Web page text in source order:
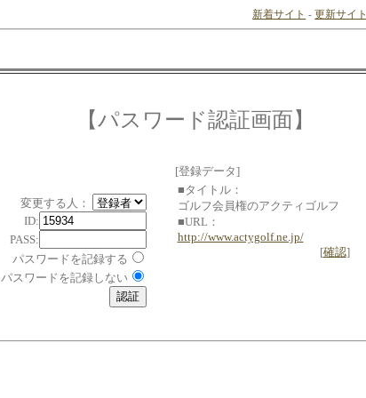
新着サイト -更新サイト
【パスワード認証画面】
変更する人：
ID:
PASS:
パスワードを記録する
パスワードを記録しない
[登録データ]
■タイトル：
ゴルフ会員権のアクティゴルフ
■URL：
http://www.actygolf.ne.jp/
[確認]